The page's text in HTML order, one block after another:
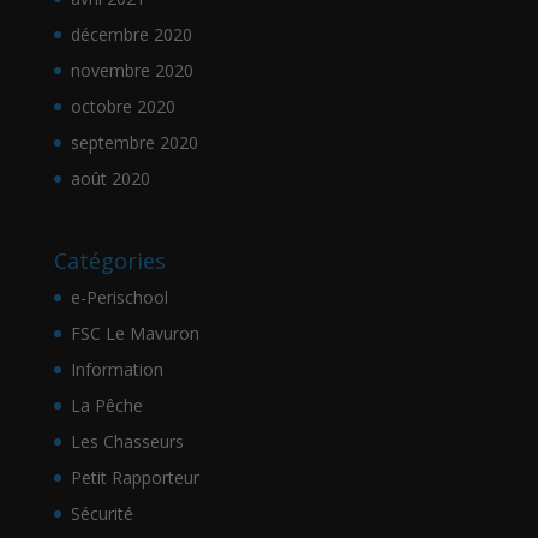
décembre 2020
novembre 2020
octobre 2020
septembre 2020
août 2020
Catégories
e-Perischool
FSC Le Mavuron
Information
La Pêche
Les Chasseurs
Petit Rapporteur
Sécurité